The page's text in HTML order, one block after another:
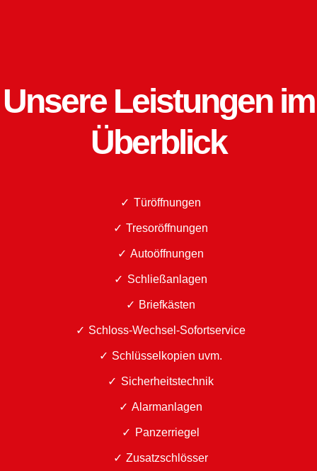
Unsere Leistungen im
Überblick
Türöffnungen
Tresoröffnungen
Autoöffnungen
Schließanlagen
Briefkästen
Schloss-Wechsel-Sofortservice
Schlüsselkopien uvm.
Sicherheitstechnik
Alarmanlagen
Panzerriegel
Zusatzschlösser